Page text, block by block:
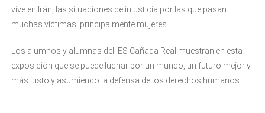
vive en Irán, las situaciones de injusticia por las que pasan
muchas víctimas, principalmente mujeres.
Los alumnos y alumnas del IES Cañada Real muestran en esta
exposición que se puede luchar por un mundo, un futuro mejor y
más justo y asumiendo la defensa de los derechos humanos.